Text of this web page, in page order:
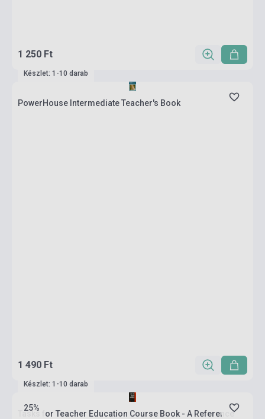
1 250 Ft
Készlet: 1-10 darab
PowerHouse Intermediate Teacher's Book
1 490 Ft
25%
Készlet: 1-10 darab
Tasks for Teacher Education Course Book - A Reference